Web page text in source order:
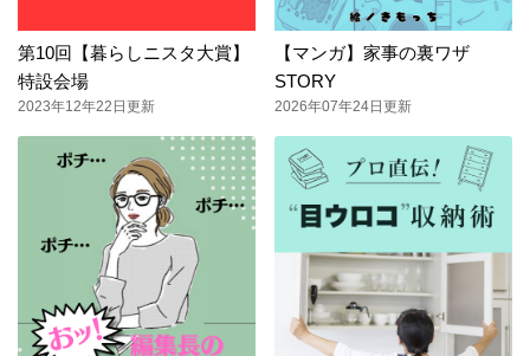
第10回【暮らしニスタ大賞】
特設会場
2023年12年22日更新
【マンガ】家事の裏ワザ
STORY
2026年07年24日更新